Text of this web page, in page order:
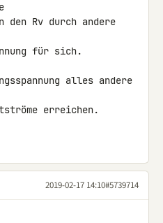
den Rv durch andere
für sich.
alles andere
erreichen.
2019-02-17 14:10#5739714